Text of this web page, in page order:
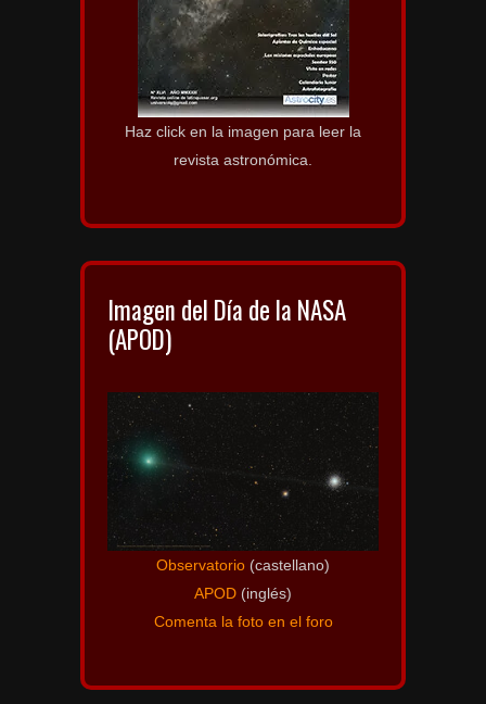
Haz click en la imagen para leer la
revista astronómica.
Imagen del Día de la NASA
(APOD)
Observatorio (castellano)
APOD (inglés)
Comenta la foto en el foro